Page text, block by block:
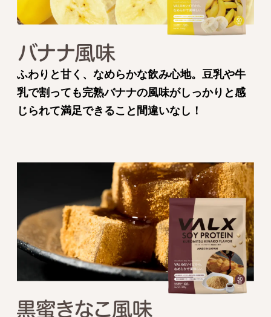
ふわりと甘く、なめらかな飲み心地。豆乳や牛
乳で割っても完熟バナナの風味がしっかりと感
じられて満足できること間違いなし！